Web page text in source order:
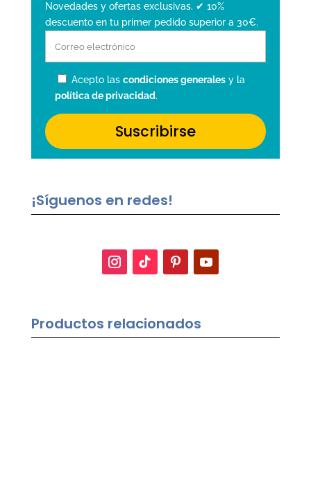
Novedades y ofertas exclusivas. ✔ 10%
descuento en tu primer pedido superior a 30€.
Acepto las condiciones generalesy la
política de privacidad.
¡Síguenos en redes!
Productos relacionados